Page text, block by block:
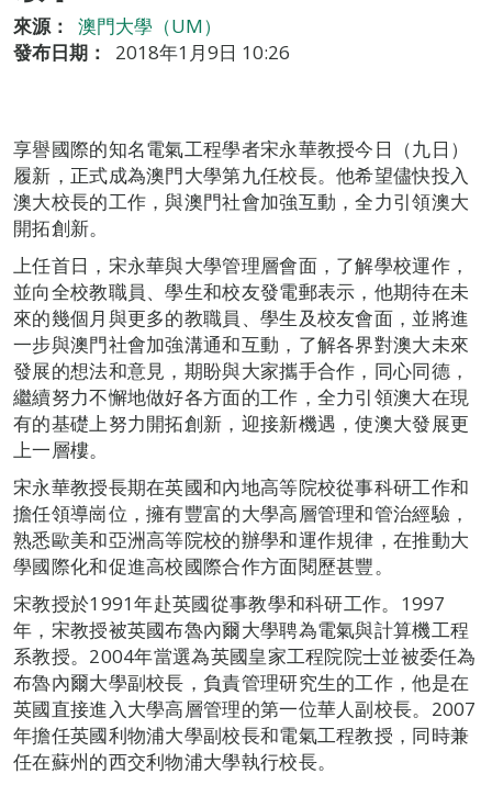
來源：
澳門大學（UM）
發布日期：
2018年1月9日 10:26
享譽國際的知名電氣工程學者宋永華教授今日（九日）
履新，正式成為澳門大學第九任校長。他希望儘快投入
澳大校長的工作，與澳門社會加強互動，全力引領澳大
開拓創新。
上任首日，宋永華與大學管理層會面，了解學校運作，
並向全校教職員、學生和校友發電郵表示，他期待在未
來的幾個月與更多的教職員、學生及校友會面，並將進
一步與澳門社會加強溝通和互動，了解各界對澳大未來
發展的想法和意見，期盼與大家攜手合作，同心同德，
繼續努力不懈地做好各方面的工作，全力引領澳大在現
有的基礎上努力開拓創新，迎接新機遇，使澳大發展更
上一層樓。
宋永華教授長期在英國和內地高等院校從事科研工作和
擔任領導崗位，擁有豐富的大學高層管理和管治經驗，
熟悉歐美和亞洲高等院校的辦學和運作規律，在推動大
學國際化和促進高校國際合作方面閱歷甚豐。
宋教授於1991年赴英國從事教學和科研工作。1997
年，宋教授被英國布魯內爾大學聘為電氣與計算機工程
系教授。2004年當選為英國皇家工程院院士並被委任為
布魯內爾大學副校長，負責管理研究生的工作，他是在
英國直接進入大學高層管理的第一位華人副校長。2007
年擔任英國利物浦大學副校長和電氣工程教授，同時兼
任在蘇州的西交利物浦大學執行校長。